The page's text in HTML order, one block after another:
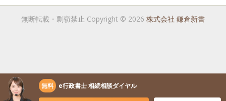
無断転載・剽窃禁止 Copyright © 2026 株式会社 鎌倉新書
無料 e行政書士 相続相談ダイヤル